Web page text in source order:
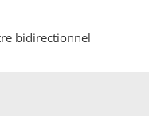
bidirectionnel